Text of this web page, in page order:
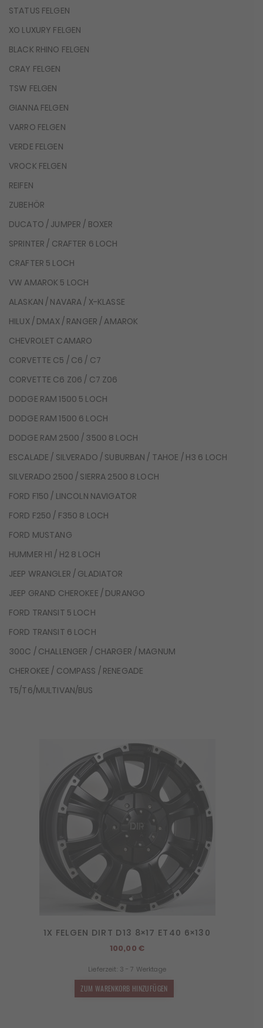
STATUS FELGEN
XO LUXURY FELGEN
BLACK RHINO FELGEN
CRAY FELGEN
TSW FELGEN
GIANNA FELGEN
VARRO FELGEN
VERDE FELGEN
VROCK FELGEN
REIFEN
ZUBEHÖR
DUCATO / JUMPER / BOXER
SPRINTER / CRAFTER 6 LOCH
CRAFTER 5 LOCH
VW AMAROK 5 LOCH
ALASKAN / NAVARA / X-KLASSE
HILUX / DMAX / RANGER / AMAROK
CHEVROLET CAMARO
CORVETTE C5 / C6 / C7
CORVETTE C6 Z06 / C7 Z06
DODGE RAM 1500 5 LOCH
DODGE RAM 1500 6 LOCH
DODGE RAM 2500 / 3500 8 LOCH
ESCALADE / SILVERADO / SUBURBAN / TAHOE / H3 6 LOCH
SILVERADO 2500 / SIERRA 2500 8 LOCH
FORD F150 / LINCOLN NAVIGATOR
FORD F250 / F350 8 LOCH
FORD MUSTANG
HUMMER H1 / H2 8 LOCH
JEEP WRANGLER / GLADIATOR
JEEP GRAND CHEROKEE / DURANGO
FORD TRANSIT 5 LOCH
FORD TRANSIT 6 LOCH
300C / CHALLENGER / CHARGER / MAGNUM
CHEROKEE / COMPASS / RENEGADE
T5/T6/MULTIVAN/BUS
1X FELGEN DIRT D13 8×17 ET40 6×130
100,00 €
Lieferzeit: 3 - 7 Werktage
ZUM WARENKORB HINZUFÜGEN